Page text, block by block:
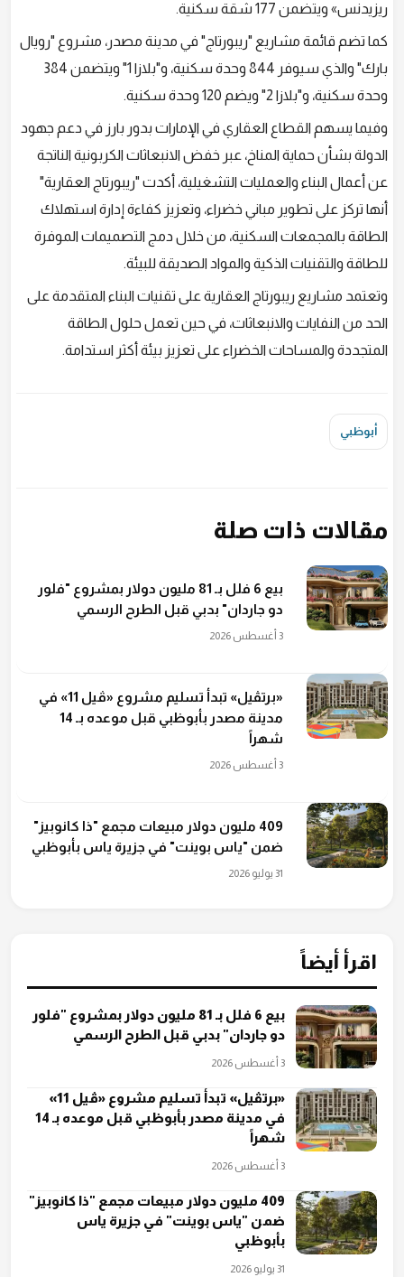
ريزيدنس» ويتضمن 177 شقة سكنية.
كما تضم قائمة مشاريع "ريبورتاج" في مدينة مصدر، مشروع "رويال
بارك" والذي سيوفر 844 وحدة سكنية، و"بلازا 1" ويتضمن 384
وحدة سكنية، و"بلازا 2" ويضم 120 وحدة سكنية.
وفيما يسهم القطاع العقاري في الإمارات بدور بارز في دعم جهود
الدولة بشأن حماية المناخ، عبر خفض الانبعاثات الكربونية الناتجة
عن أعمال البناء والعمليات التشغيلية، أكدت "ريبورتاج العقارية"
أنها تركز على تطوير مباني خضراء، وتعزيز كفاءة إدارة استهلاك
الطاقة بالمجمعات السكنية، من خلال دمج التصميمات الموفرة
للطاقة والتقنيات الذكية والمواد الصديقة للبيئة.
وتعتمد مشاريع ريبورتاج العقارية على تقنيات البناء المتقدمة على
الحد من النفايات والانبعاثات، في حين تعمل حلول الطاقة
المتجددة والمساحات الخضراء على تعزيز بيئة أكثر استدامة.
أبوظبي
مقالات ذات صلة
بيع 6 فلل بـ 81 مليون دولار بمشروع "فلور
دو جاردان" بدبي قبل الطرح الرسمي
3 أغسطس 2026
«برتڤيل» تبدأ تسليم مشروع «ڤيل 11» في
مدينة مصدر بأبوظبي قبل موعده بـ 14
شهراً
3 أغسطس 2026
409 مليون دولار مبيعات مجمع "ذا كانوبيز"
ضمن "ياس بوينت" في جزيرة ياس بأبوظبي
31 يوليو 2026
اقرأ أيضاً
بيع 6 فلل بـ 81 مليون دولار بمشروع "فلور
دو جاردان" بدبي قبل الطرح الرسمي
3 أغسطس 2026
«برتڤيل» تبدأ تسليم مشروع «ڤيل 11»
في مدينة مصدر بأبوظبي قبل موعده بـ 14
شهراً
3 أغسطس 2026
409 مليون دولار مبيعات مجمع "ذا كانوبيز"
ضمن "ياس بوينت" في جزيرة ياس
بأبوظبي
31 يوليو 2026